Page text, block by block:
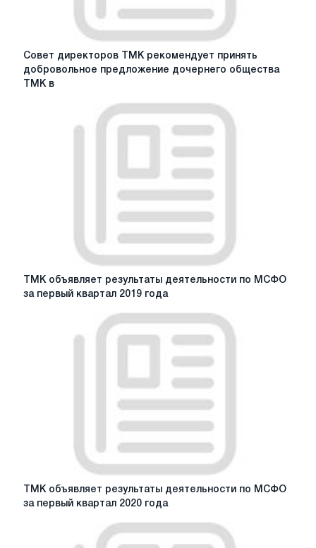
Совет
директоров
ТМК
добровольное
Совет директоров ТМК рекомендует принять
добровольное предложение дочернего общества
ТМК в
ТМК
объявляет
ТМК объявляет результаты деятельности по МСФО
за первый квартал 2019 года
ТМК
объявляет
ТМК объявляет результаты деятельности по МСФО
за первый квартал 2020 года